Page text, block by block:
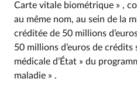
Carte vitale biométrique » ,
au même nom, au sein de la
créditée de 50 millions
50 millions d’euros de crédits
médicale d’État » du
maladie » .